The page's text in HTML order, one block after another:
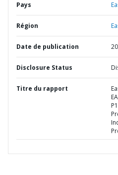
Pays
Région
Date de publication
Disclosure Status
Titre du rapport